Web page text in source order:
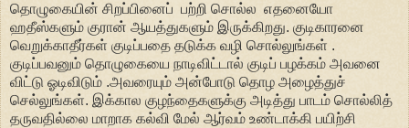
தொழுகையின் சிறப்பினைப் பற்றி சொல்ல எதனையோ
ஹதீஸ்களும் குரான் ஆயத்துகளும் இருக்கிறது. குடிகாரனை
வெறுக்காதீர்கள் குடிப்பதை தடுக்க வழி சொல்லுங்கள் .
குடிப்பவனும் தொழுகையை நாடிவிட்டால் குடிப் பழக்கம் அவனை
விட்டு ஓடிவிடும் .அவரையும் அன்போடு தொழ அழைத்துச்
செல்லுங்கள். இக்கால குழந்தைகளுக்கு அடித்து பாடம் சொல்லித்
தருவதில்லை மாறாக கல்வி மேல் ஆர்வம் உண்டாக்கி பயிற்சி